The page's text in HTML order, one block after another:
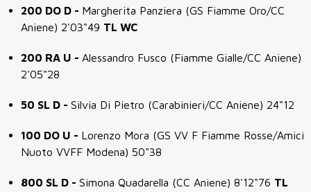
200 DO D - Margherita Panziera (GS Fiamme Oro/CC
Aniene) 2'03"49 TL WC
200 RA U - Alessandro Fusco (Fiamme Gialle/CC Aniene)
2'05"28
50 SL D - Silvia Di Pietro (Carabinieri/CC Aniene) 24"12
100 DO U - Lorenzo Mora (GS VV F Fiamme Rosse/Amici
Nuoto VVFF Modena) 50"38
800 SL D - Simona Quadarella (CC Aniene) 8'12"76 TL